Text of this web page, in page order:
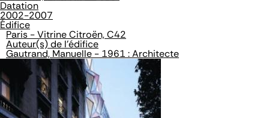
Datation
2002-2007
Édifice
Paris - Vitrine Citroën, C42
Auteur(s) de l'édifice
Gautrand, Manuelle - 1961 : Architecte